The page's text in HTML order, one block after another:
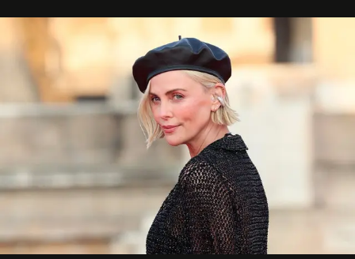
per il cinema.